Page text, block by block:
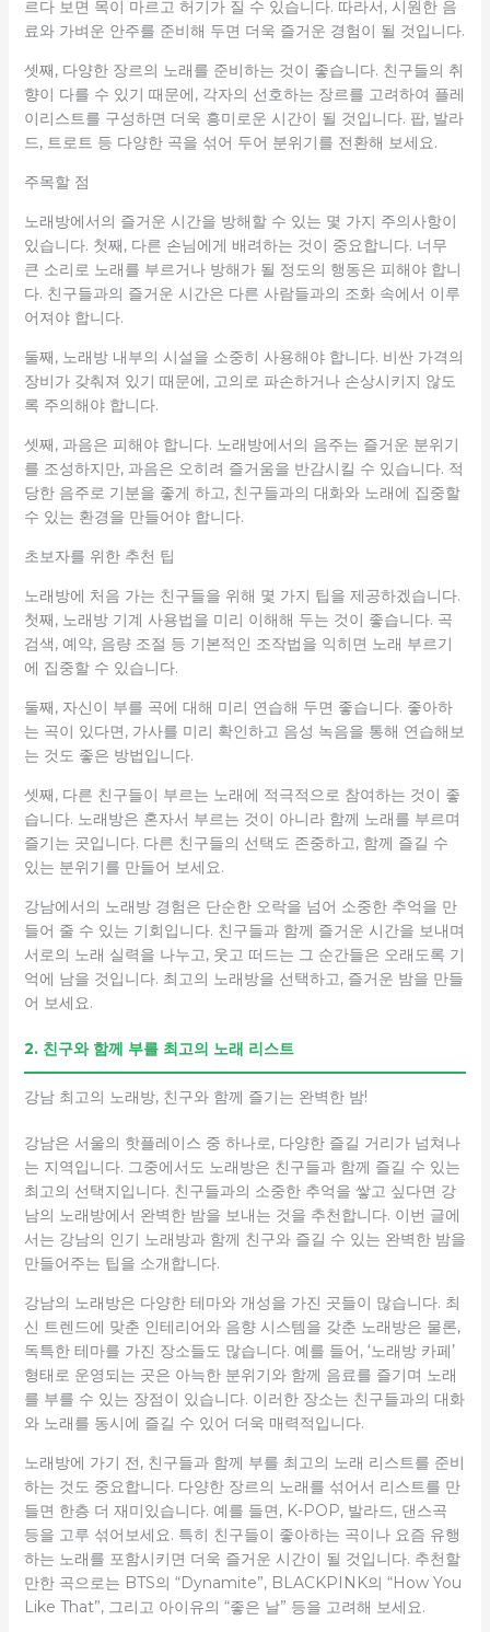
르다 보면 목이 마르고 허기가 질 수 있습니다. 따라서, 시원한 음
료와 가벼운 안주를 준비해 두면 더욱 즐거운 경험이 될 것입니다.
셋째, 다양한 장르의 노래를 준비하는 것이 좋습니다. 친구들의 취
향이 다를 수 있기 때문에, 각자의 선호하는 장르를 고려하여 플레
이리스트를 구성하면 더욱 흥미로운 시간이 될 것입니다. 팝, 발라
드, 트로트 등 다양한 곡을 섞어 두어 분위기를 전환해 보세요.
주목할 점
노래방에서의 즐거운 시간을 방해할 수 있는 몇 가지 주의사항이
있습니다. 첫째, 다른 손님에게 배려하는 것이 중요합니다. 너무
큰 소리로 노래를 부르거나 방해가 될 정도의 행동은 피해야 합니
다. 친구들과의 즐거운 시간은 다른 사람들과의 조화 속에서 이루
어져야 합니다.
둘째, 노래방 내부의 시설을 소중히 사용해야 합니다. 비싼 가격의
장비가 갖춰져 있기 때문에, 고의로 파손하거나 손상시키지 않도
록 주의해야 합니다.
셋째, 과음은 피해야 합니다. 노래방에서의 음주는 즐거운 분위기
를 조성하지만, 과음은 오히려 즐거움을 반감시킬 수 있습니다. 적
당한 음주로 기분을 좋게 하고, 친구들과의 대화와 노래에 집중할
수 있는 환경을 만들어야 합니다.
초보자를 위한 추천 팁
노래방에 처음 가는 친구들을 위해 몇 가지 팁을 제공하겠습니다.
첫째, 노래방 기계 사용법을 미리 이해해 두는 것이 좋습니다. 곡
검색, 예약, 음량 조절 등 기본적인 조작법을 익히면 노래 부르기
에 집중할 수 있습니다.
둘째, 자신이 부를 곡에 대해 미리 연습해 두면 좋습니다. 좋아하
는 곡이 있다면, 가사를 미리 확인하고 음성 녹음을 통해 연습해보
는 것도 좋은 방법입니다.
셋째, 다른 친구들이 부르는 노래에 적극적으로 참여하는 것이 좋
습니다. 노래방은 혼자서 부르는 것이 아니라 함께 노래를 부르며
즐기는 곳입니다. 다른 친구들의 선택도 존중하고, 함께 즐길 수
있는 분위기를 만들어 보세요.
강남에서의 노래방 경험은 단순한 오락을 넘어 소중한 추억을 만
들어 줄 수 있는 기회입니다. 친구들과 함께 즐거운 시간을 보내며
서로의 노래 실력을 나누고, 웃고 떠드는 그 순간들은 오래도록 기
억에 남을 것입니다. 최고의 노래방을 선택하고, 즐거운 밤을 만들
어 보세요.
2. 친구와 함께 부를 최고의 노래 리스트
강남 최고의 노래방, 친구와 함께 즐기는 완벽한 밤!
강남은 서울의 핫플레이스 중 하나로, 다양한 즐길 거리가 넘쳐나
는 지역입니다. 그중에서도 노래방은 친구들과 함께 즐길 수 있는
최고의 선택지입니다. 친구들과의 소중한 추억을 쌓고 싶다면 강
남의 노래방에서 완벽한 밤을 보내는 것을 추천합니다. 이번 글에
서는 강남의 인기 노래방과 함께 친구와 즐길 수 있는 완벽한 밤을
만들어주는 팁을 소개합니다.
강남의 노래방은 다양한 테마와 개성을 가진 곳들이 많습니다. 최
신 트렌드에 맞춘 인테리어와 음향 시스템을 갖춘 노래방은 물론,
독특한 테마를 가진 장소들도 많습니다. 예를 들어, ‘노래방 카페’
형태로 운영되는 곳은 아늑한 분위기와 함께 음료를 즐기며 노래
를 부를 수 있는 장점이 있습니다. 이러한 장소는 친구들과의 대화
와 노래를 동시에 즐길 수 있어 더욱 매력적입니다.
노래방에 가기 전, 친구들과 함께 부를 최고의 노래 리스트를 준비
하는 것도 중요합니다. 다양한 장르의 노래를 섞어서 리스트를 만
들면 한층 더 재미있습니다. 예를 들면, K-POP, 발라드, 댄스곡
등을 고루 섞어보세요. 특히 친구들이 좋아하는 곡이나 요즘 유행
하는 노래를 포함시키면 더욱 즐거운 시간이 될 것입니다. 추천할
만한 곡으로는 BTS의 “Dynamite”, BLACKPINK의 “How You
Like That”, 그리고 아이유의 “좋은 날” 등을 고려해 보세요.